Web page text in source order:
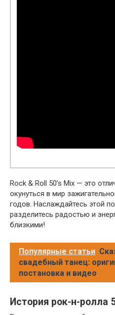
Rock & Roll 50’s Mix — это
окунуться в мир
годов. Наслаждайтесь этой
разделитесь радостью и
близкими!
Популярные статьи
свадебный танец:
постановка и видео
История рок-н-ролла